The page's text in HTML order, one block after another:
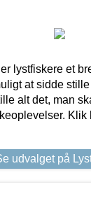
lystfiskere et
at sidde
alt det, man
Klik
udvalget på